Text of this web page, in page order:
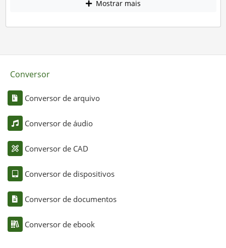
Mostrar mais
Conversor
Conversor de arquivo
Conversor de áudio
Conversor de CAD
Conversor de dispositivos
Conversor de documentos
Conversor de ebook